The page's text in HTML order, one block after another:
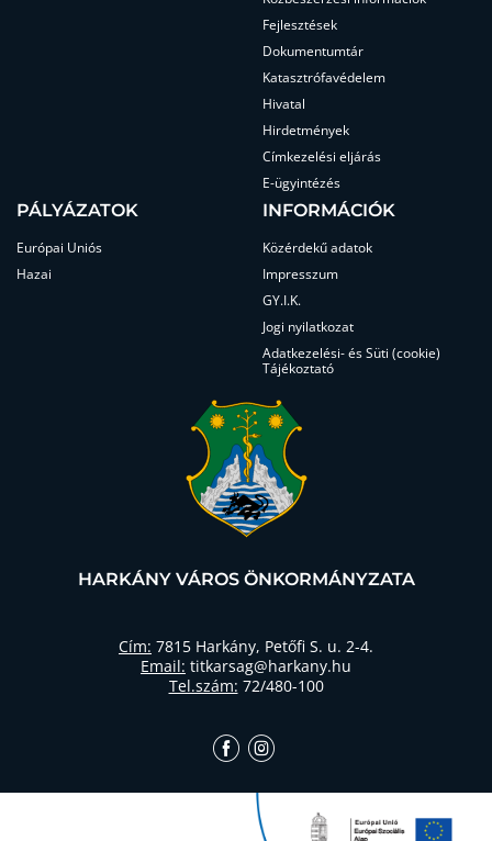
Fejlesztések
Dokumentumtár
Katasztrófavédelem
Hivatal
Hirdetmények
Címkezelési eljárás
E-ügyintézés
PÁLYÁZATOK
Európai Uniós
Hazai
INFORMÁCIÓK
Közérdekű adatok
Impresszum
GY.I.K.
Jogi nyilatkozat
Adatkezelési- és Süti (cookie)
Tájékoztató
HARKÁNY VÁROS ÖNKORMÁNYZATA
Cím: 7815 Harkány, Petőfi S. u. 2-4.
Email: titkarsag@harkany.hu
Tel.szám: 72/480-100